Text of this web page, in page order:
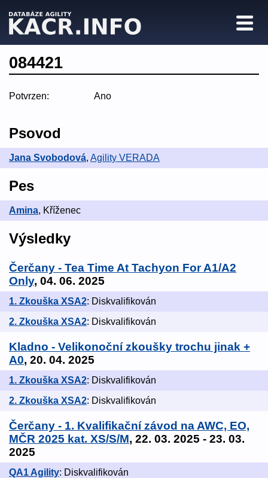
084421
Potvrzen: Ano
Psovod
Jana Svobodová, Agility VERADA
Pes
Amina, Kříženec
Výsledky
Čerčany - Tea Time At Tachyon For A1/A2
Only, 04. 06. 2025
1. Zkouška XSA2: Diskvalifikován
2. Zkouška XSA2: Diskvalifikován
Kladno - Velikonoční zkoušky trochu jinak +
A0, 20. 04. 2025
1. Zkouška XSA2: Diskvalifikován
2. Zkouška XSA2: Diskvalifikován
Čerčany - 1. Kvalifikační závod na AWC, EO,
MČR 2025 kat. XS/S/M, 22. 03. 2025 - 23. 03.
2025
QA1 Agility: Diskvalifikován